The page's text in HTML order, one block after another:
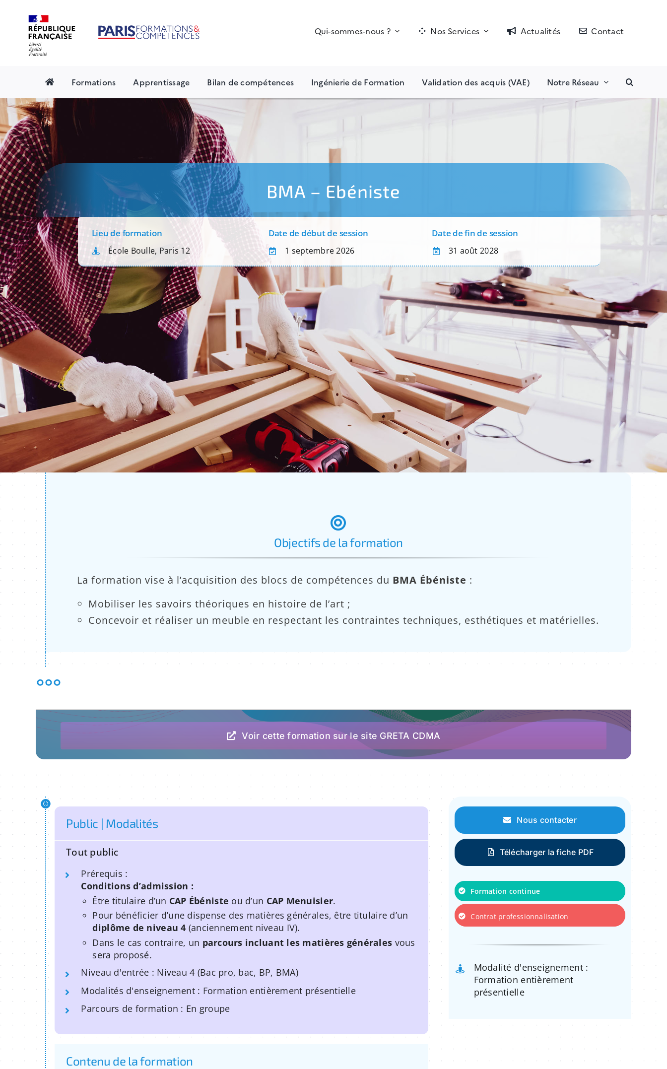
content
Qui-sommes-nous ? Nos Services Actualités Contact
Formations Apprentissage Bilan de compétences Ingénierie de Formation Validation des acquis (VAE) Notre Réseau
BMA – Ebéniste
Lieu de formation
École Boulle, Paris 12
Date de début de session
1 septembre 2026
Date de fin de session
31 août 2028
Objectifs de la formation
La formation vise à l’acquisition des blocs de compétences du BMA Ébéniste :
Mobiliser les savoirs théoriques en histoire de l’art ;
Concevoir et réaliser un meuble en respectant les contraintes techniques, esthétiques et matérielles.
°°°
Voir cette formation sur le site GRETA CDMA
Public | Modalités
Tout public
Prérequis :
Conditions d’admission :
Être titulaire d’un CAP Ébéniste ou d’un CAP Menuisier.
Pour bénéficier d’une dispense des matières générales, être titulaire d’un
diplôme de niveau 4 (anciennement niveau IV).
Dans le cas contraire, un parcours incluant les matières générales vous
sera proposé.
Niveau d'entrée : Niveau 4 (Bac pro, bac, BP, BMA)
Modalités d'enseignement : Formation entièrement présentielle
Parcours de formation : En groupe
Contenu de la formation
Nous contacter
Télécharger la fiche PDF
Formation continue
Contrat professionnalisation
Modalité d'enseignement :
Formation entièrement
présentielle